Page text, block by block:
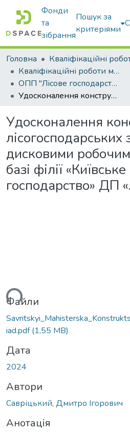
Фонди
та
зібрання
Пошук за
критеріями
Головна
Кваліфікаційні
Кваліфікаційні роботи магістрів
ОПП "Лісове господарство"
Удосконалення конструкції лісогосподарських знарядь із дисковими робочими органами на базі філії «Київське лісове господарство» ДП «Ліси України»
Удосконалення
лісогосподарських
дисковими
базі філії
господарство» ДП
Файли
iad.pdf(1,55 MB)
Дата
2024
Автори
Савріцький, Дмитро Ігорович
Анотація